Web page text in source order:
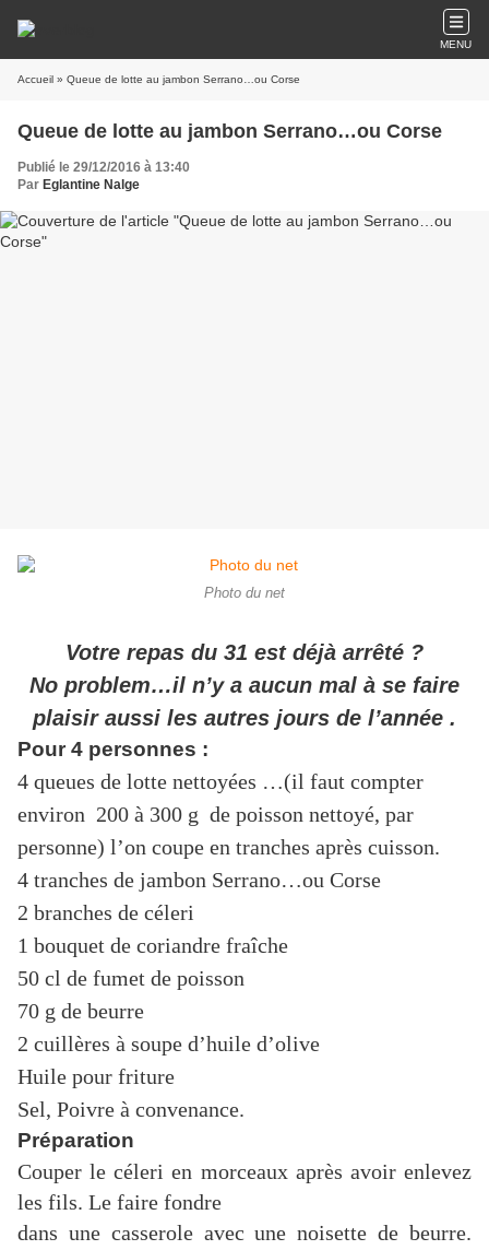
MENU
Accueil » Queue de lotte au jambon Serrano…ou Corse
Queue de lotte au jambon Serrano…ou Corse
Publié le 29/12/2016 à 13:40
Par Eglantine Nalge
Photo du net
Votre repas du 31 est déjà arrêté ?
No problem…il n’y a aucun mal à se faire
plaisir aussi les autres jours de l’année .
Pour 4 personnes :
4 queues de lotte nettoyées …(il faut compter
environ 200 à 300 g de poisson nettoyé, par
personne) l’on coupe en tranches après cuisson.
4 tranches de jambon Serrano…ou Corse
2 branches de céleri
1 bouquet de coriandre fraîche
50 cl de fumet de poisson
70 g de beurre
2 cuillères à soupe d’huile d’olive
Huile pour friture
Sel, Poivre à convenance.
Préparation
Couper le céleri en morceaux après avoir enlevez
les fils. Le faire fondre
dans une casserole avec une noisette de beurre.